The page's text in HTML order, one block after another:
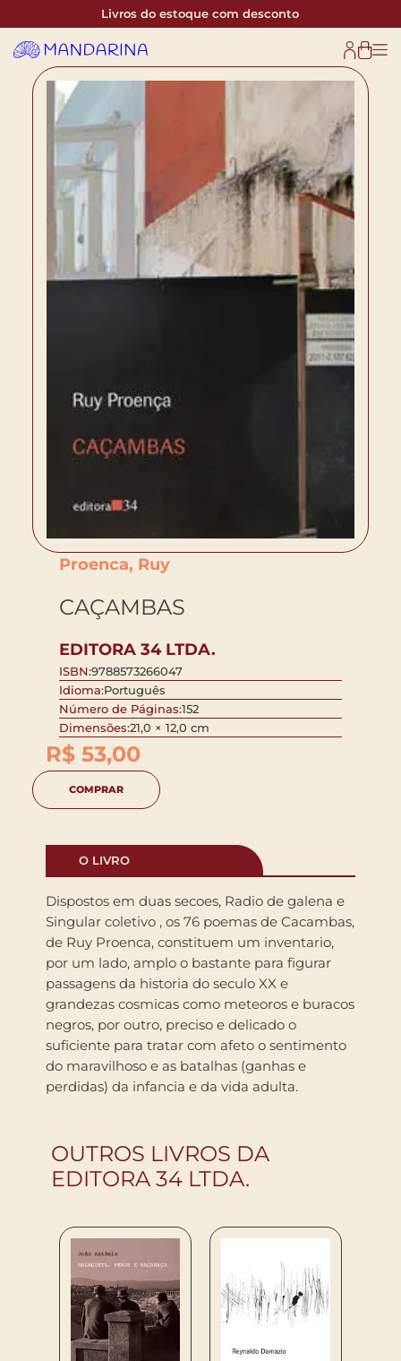
Livros do estoque com desconto
Proenca, Ruy
CAÇAMBAS
EDITORA 34 LTDA.
ISBN:9788573266047
Idioma:Português
Número de Páginas:152
Dimensões:21,0 × 12,0 cm
R$ 53,00
COMPRAR
O LIVRO
Dispostos em duas secoes, Radio de galena e
Singular coletivo , os 76 poemas de Cacambas,
de Ruy Proenca, constituem um inventario,
por um lado, amplo o bastante para figurar
passagens da historia do seculo XX e
grandezas cosmicas como meteoros e buracos
negros, por outro, preciso e delicado o
suficiente para tratar com afeto o sentimento
do maravilhoso e as batalhas (ganhas e
perdidas) da infancia e da vida adulta.
OUTROS LIVROS DA
EDITORA 34 LTDA.